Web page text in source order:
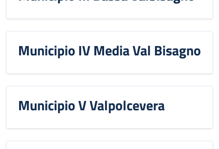
Municipio IV Media Val Bisagno
Municipio V Valpolcevera